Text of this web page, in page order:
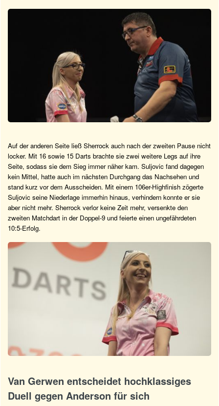
Auf der anderen Seite ließ Sherrock auch nach der zweiten Pause nicht
locker. Mit 16 sowie 15 Darts brachte sie zwei weitere Legs auf ihre
Seite, sodass sie dem Sieg immer näher kam. Suljovic fand dagegen
kein Mittel, hatte auch im nächsten Durchgang das Nachsehen und
stand kurz vor dem Ausscheiden. Mit einem 106er-Highfinish zögerte
Suljovic seine Niederlage immerhin hinaus, verhindern konnte er sie
aber nicht mehr. Sherrock verlor keine Zeit mehr, versenkte den
zweiten Matchdart in der Doppel-9 und feierte einen ungefährdeten
10:5-Erfolg.
Van Gerwen entscheidet hochklassiges
Duell gegen Anderson für sich